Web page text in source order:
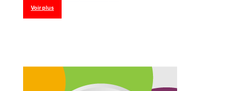
Voir plus